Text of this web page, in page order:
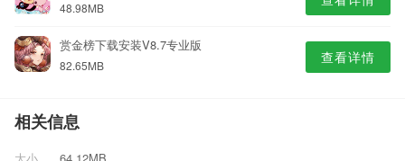
48.98MB
赏金榜下载安装V8.7专业版
82.65MB 查看详情
相关信息